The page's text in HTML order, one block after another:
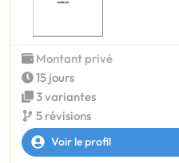
Montant privé
15 jours
3 variantes
5 révisions
Voir le profil